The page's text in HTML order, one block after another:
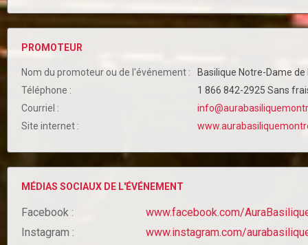
PROMOTEUR
Nom du promoteur ou de l'événement :
Basilique Notre-Dame
Téléphone :
1 866 842-2925 Sans
Courriel :
Site internet :
MÉDIAS SOCIAUX DE L'ÉVÉNEMENT
Facebook :
www.facebook.com/
Instagram :
www.instagram.com/